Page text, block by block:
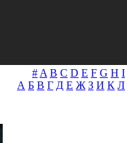
# A B C D E F G H I
А Б В Г Д Е Ж З И К Л